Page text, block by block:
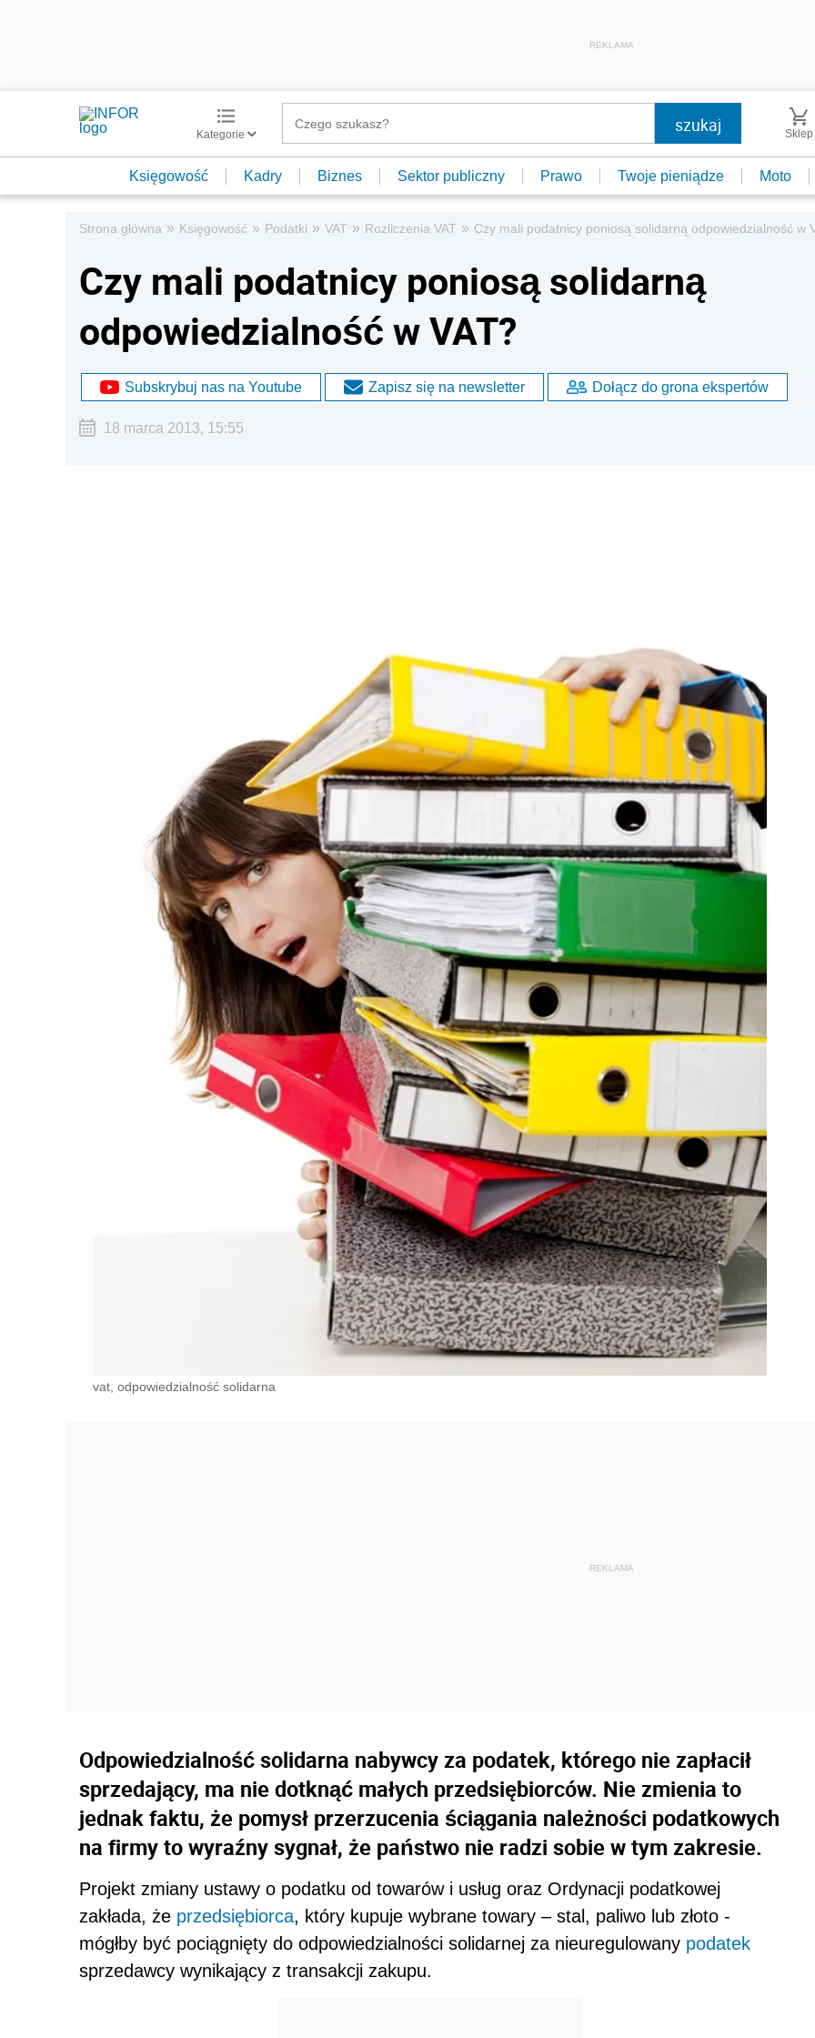
REKLAMA
Kategorie Sklep
Księgowość Kadry Biznes Sektor publiczny Prawo Twoje pieniądze Moto
Strona główna » Księgowość » Podatki » VAT » Rozliczenia VAT » Czy mali podatnicy poniosą solidarną odpowiedzialność w
Czy mali podatnicy poniosą solidarną
odpowiedzialność w VAT?
Subskrybuj nas na Youtube Zapisz się na newsletter Dołącz do grona ekspertów
18 marca 2013, 15:55
vat, odpowiedzialność solidarna
Odpowiedzialność solidarna nabywcy za podatek, którego nie zapłacił
sprzedający, ma nie dotknąć małych przedsiębiorców. Nie zmienia to
jednak faktu, że pomysł przerzucenia ściągania należności podatkowych
na firmy to wyraźny sygnał, że państwo nie radzi sobie w tym zakresie.
Projekt zmiany ustawy o podatku od towarów i usług oraz Ordynacji podatkowej
zakłada, że przedsiębiorca, który kupuje wybrane towary – stal, paliwo lub złoto -
mógłby być pociągnięty do odpowiedzialności solidarnej za nieuregulowany podatek
sprzedawcy wynikający z transakcji zakupu.